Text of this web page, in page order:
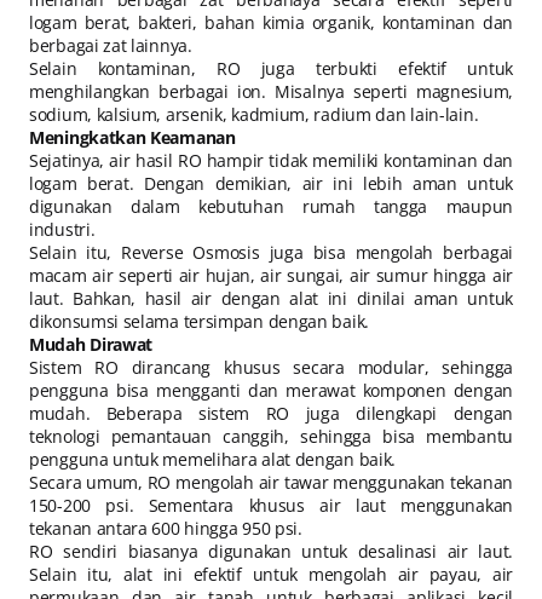
logam berat, bakteri, bahan kimia organik, kontaminan dan
berbagai zat lainnya.
Selain kontaminan, RO juga terbukti efektif untuk
menghilangkan berbagai ion. Misalnya seperti magnesium,
sodium, kalsium, arsenik, kadmium, radium dan lain-lain.
Meningkatkan Keamanan
Sejatinya, air hasil RO hampir tidak memiliki kontaminan dan
logam berat. Dengan demikian, air ini lebih aman untuk
digunakan dalam kebutuhan rumah tangga maupun
industri.
Selain itu, Reverse Osmosis juga bisa mengolah berbagai
macam air seperti air hujan, air sungai, air sumur hingga air
laut. Bahkan, hasil air dengan alat ini dinilai aman untuk
dikonsumsi selama tersimpan dengan baik.
Mudah Dirawat
Sistem RO dirancang khusus secara modular, sehingga
pengguna bisa mengganti dan merawat komponen dengan
mudah. Beberapa sistem RO juga dilengkapi dengan
teknologi pemantauan canggih, sehingga bisa membantu
pengguna untuk memelihara alat dengan baik.
Secara umum, RO mengolah air tawar menggunakan tekanan
150-200 psi. Sementara khusus air laut menggunakan
tekanan antara 600 hingga 950 psi.
RO sendiri biasanya digunakan untuk desalinasi air laut.
Selain itu, alat ini efektif untuk mengolah air payau, air